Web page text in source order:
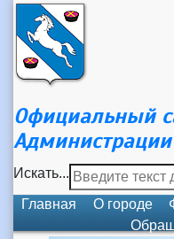
Официальный
Искать...
Главная
О городе